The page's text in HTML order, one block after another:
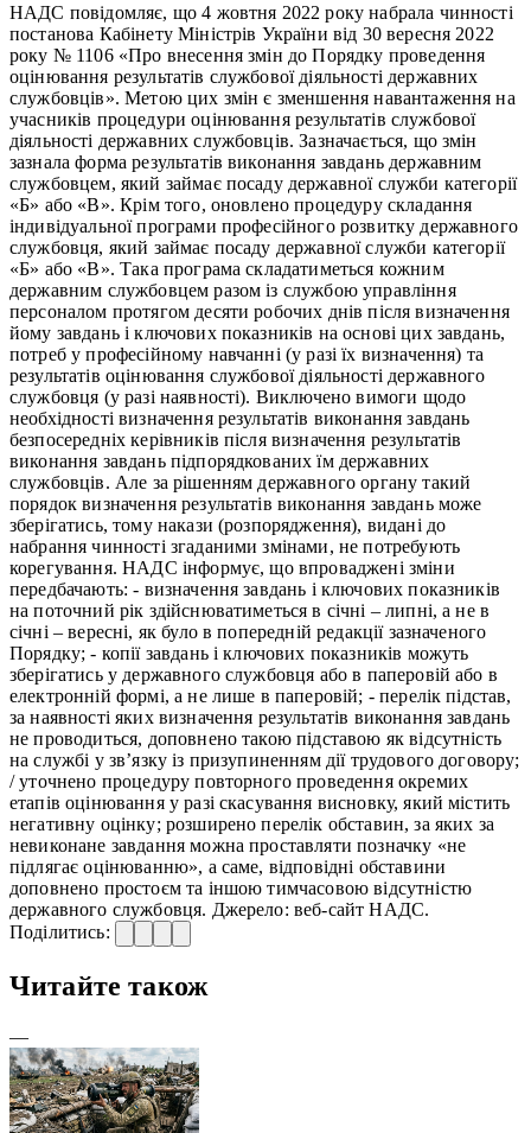
НАДС повідомляє, що 4 жовтня 2022 року набрала чинності
постанова Кабінету Міністрів України від 30 вересня 2022
року № 1106 «Про внесення змін до Порядку проведення
оцінювання результатів службової діяльності державних
службовців». Метою цих змін є зменшення навантаження на
учасників процедури оцінювання результатів службової
діяльності державних службовців. Зазначається, що змін
зазнала форма результатів виконання завдань державним
службовцем, який займає посаду державної служби категорії
«Б» або «В». Крім того, оновлено процедуру складання
індивідуальної програми професійного розвитку державного
службовця, який займає посаду державної служби категорії
«Б» або «В». Така програма складатиметься кожним
державним службовцем разом із службою управління
персоналом протягом десяти робочих днів після визначення
йому завдань і ключових показників на основі цих завдань,
потреб у професійному навчанні (у разі їх визначення) та
результатів оцінювання службової діяльності державного
службовця (у разі наявності). Виключено вимоги щодо
необхідності визначення результатів виконання завдань
безпосередніх керівників після визначення результатів
виконання завдань підпорядкованих їм державних
службовців. Але за рішенням державного органу такий
порядок визначення результатів виконання завдань може
зберігатись, тому накази (розпорядження), видані до
набрання чинності згаданими змінами, не потребують
корегування. НАДС інформує, що впроваджені зміни
передбачають: - визначення завдань і ключових показників
на поточний рік здійснюватиметься в січні – липні, а не в
січні – вересні, як було в попередній редакції зазначеного
Порядку; - копії завдань і ключових показників можуть
зберігатись у державного службовця або в паперовій або в
електронній формі, а не лише в паперовій; - перелік підстав,
за наявності яких визначення результатів виконання завдань
не проводиться, доповнено такою підставою як відсутність
на службі у зв’язку із призупиненням дії трудового договору;
/ уточнено процедуру повторного проведення окремих
етапів оцінювання у разі скасування висновку, який містить
негативну оцінку; розширено перелік обставин, за яких за
невиконане завдання можна проставляти позначку «не
підлягає оцінюванню», а саме, відповідні обставини
доповнено простоєм та іншою тимчасовою відсутністю
державного службовця. Джерело: веб-сайт НАДС.
Поділитись:
Читайте також
—